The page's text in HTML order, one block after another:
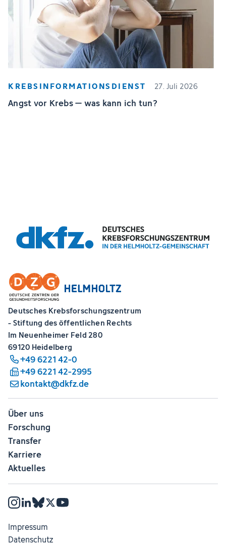
KREBSINFORMATIONSDIENST 27. Juli 2026
Angst vor Krebs – was kann ich tun?
Deutsches Krebsforschungszentrum
- Stiftung des öffentlichen Rechts
Im Neuenheimer Feld 280
69120 Heidelberg
+49 6221 42-0
+49 6221 42-2995
kontakt@dkfz.de
Über uns
Forschung
Transfer
Karriere
Aktuelles
Impressum
Datenschutz